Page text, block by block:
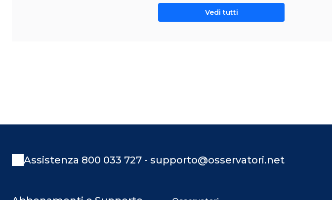
Vedi tutti
Assistenza 800 033 727 - supporto@osservatori.net